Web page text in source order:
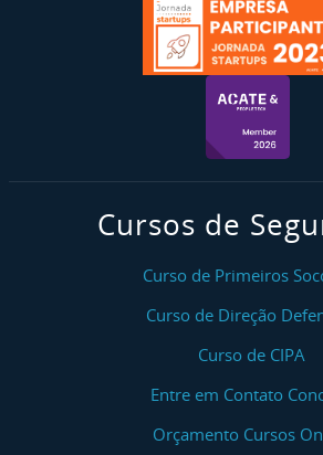
Cursos de
Curso de Primeiros
Curso de Direção
Curso de CIPA
Entre em Contato
Orçamento Cursos